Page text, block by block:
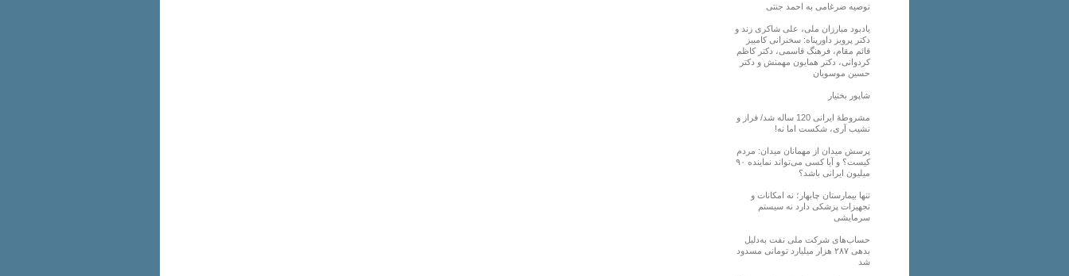
توصیه ضرغامی به احمد جنتی
یادبود مبارزان ملی، علی شاکری زند و
دکتر پرویز داورپناه: سخنرانی کامبیز
قائم مقام، فرهنگ قاسمی، دکتر کاظم
کردوانی، دکتر همایون مهمنش و دکتر
حسین موسویان
شاپور بختیار
مشروطۀ ایرانی 120 ساله شد/ فراز و
نشیب آری، شکست اما نه!
پرسش میدان از مهمانان میدان: مردم
کیست؟ و آیا کسی می‌تواند نماینده ۹۰
میلیون ایرانی باشد؟
تنها بیمارستان چابهار؛ نه امکانات و
تجهیزات پزشکی دارد نه سیستم
سرمایشی
حساب‌های شرکت ملی نفت به‌دلیل
بدهی ۲۸۷ هزار میلیارد تومانی مسدود
شد